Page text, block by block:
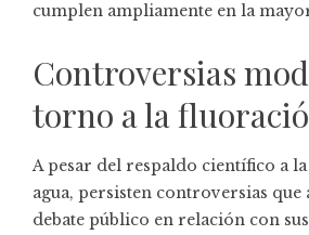
cumplen ampliamente en la
Controversias
torno a la
A pesar del respaldo científico a
agua, persisten controversias que
debate público en relación con